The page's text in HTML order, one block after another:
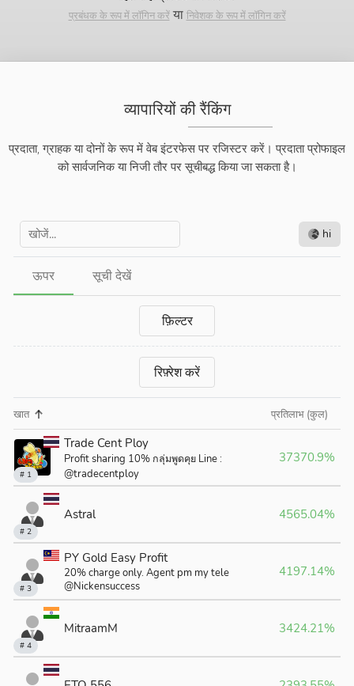
प्रबंधक के रूप में लॉगिन करेंया निवेशक के रूप में लॉगिन करें
व्यापारियों की रैंकिंग
प्रदाता, ग्राहक या दोनों के रूप में वेब इंटरफेस पर रजिस्टर करें। प्रदाता प्रोफाइल
को सार्वजनिक या निजी तौर पर सूचीबद्ध किया जा सकता है।